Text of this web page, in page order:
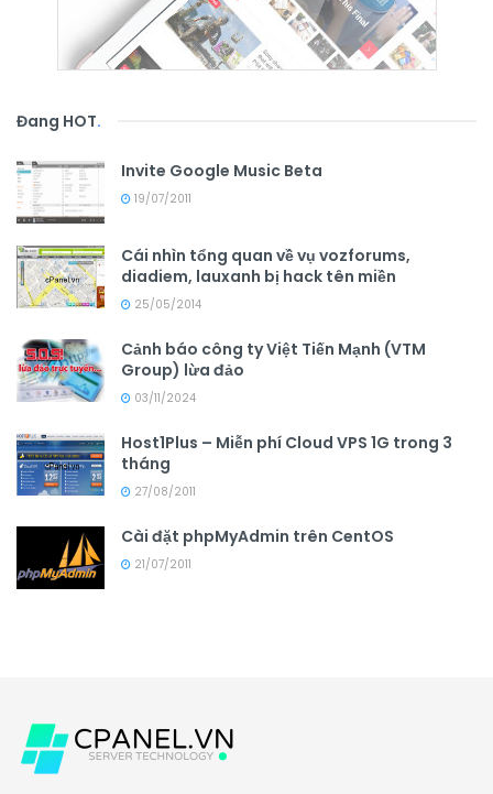
Đang HOT.
Invite Google Music Beta
19/07/2011
Cái nhìn tổng quan về vụ vozforums,
diadiem, lauxanh bị hack tên miền
25/05/2014
Cảnh báo công ty Việt Tiến Mạnh (VTM
Group) lừa đảo
03/11/2024
Host1Plus – Miễn phí Cloud VPS 1G trong 3
tháng
27/08/2011
Cài đặt phpMyAdmin trên CentOS
21/07/2011